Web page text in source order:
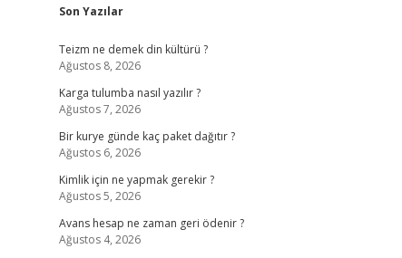
Sidebar
Son Yazılar
Teizm ne demek din kültürü ?
Ağustos 8, 2026
Karga tulumba nasıl yazılır ?
Ağustos 7, 2026
Bir kurye günde kaç paket dağıtır ?
Ağustos 6, 2026
Kimlik için ne yapmak gerekir ?
Ağustos 5, 2026
Avans hesap ne zaman geri ödenir ?
Ağustos 4, 2026